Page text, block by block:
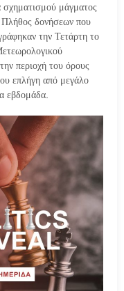
μάγματος
Πλήθος δονήσεων που
την Τετάρτη το
περιοχή του όρους
επλήγη από μεγάλο
εβδομάδα.